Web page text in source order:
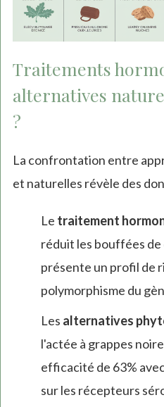
Traitements
alternatives
?
La confrontation entre
et naturelles révèle des
Le traitement
réduit les bouffées de
présente un profil de
polymorphisme du
Les alternatives
l'actée à grappes
efficacité de 63%
sur les récepteurs